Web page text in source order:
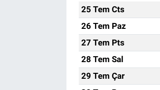
25 Tem Cts
26 Tem Paz
27 Tem Pts
28 Tem Sal
29 Tem Çar
İletişim/Künye